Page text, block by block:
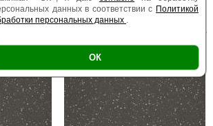
данных в соответствии с Политикой
персональных данных .
ОК
образец | Поверхность |